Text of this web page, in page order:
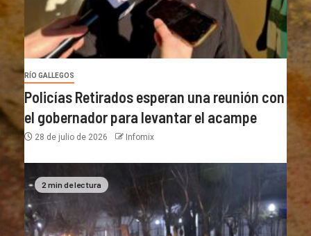
RÍO GALLEGOS
Policías Retirados esperan una reunión con
el gobernador para levantar el acampe
28 de julio de 2026 Infomix
2 min de lectura